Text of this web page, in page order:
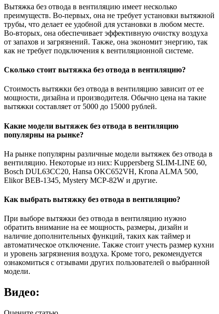
Вытяжка без отвода в вентиляцию имеет несколько
преимуществ. Во-первых, она не требует установки вытяжной
трубы, что делает ее удобной для установки в любом месте.
Во-вторых, она обеспечивает эффективную очистку воздуха
от запахов и загрязнений. Также, она экономит энергию, так
как не требует подключения к вентиляционной системе.
Сколько стоит вытяжка без отвода в вентиляцию?
Стоимость вытяжки без отвода в вентиляцию зависит от ее
мощности, дизайна и производителя. Обычно цена на такие
вытяжки составляет от 5000 до 15000 рублей.
Какие модели вытяжек без отвода в вентиляцию
популярны на рынке?
На рынке популярны различные модели вытяжек без отвода в
вентиляцию. Некоторые из них: Kuppersberg SLIM-LINE 60,
Bosch DUL63CC20, Hansa OKC652VH, Krona ALMA 500,
Elikor ВЕВ-1345, Mystery MCP-82W и другие.
Как выбрать вытяжку без отвода в вентиляцию?
При выборе вытяжки без отвода в вентиляцию нужно
обратить внимание на ее мощность, размеры, дизайн и
наличие дополнительных функций, таких как таймер и
автоматическое отключение. Также стоит учесть размер кухни
и уровень загрязнения воздуха. Кроме того, рекомендуется
ознакомиться с отзывами других пользователей о выбранной
модели.
Видео: